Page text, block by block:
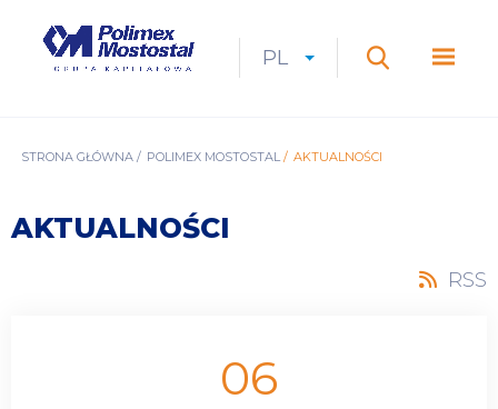
Mostostal
CURRENT
PL
ROZWIŃ
LANGUAGESZUKAJ
ŚCIEŻKA
STRONA GŁÓWNA POLIMEX MOSTOSTAL AKTUALNOŚCI
AKTUALNOŚCI
RSS
06